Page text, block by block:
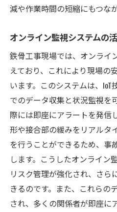
減や作業時間の短縮にもつな
オンライン監視システムの
鉄骨工事現場では、オンライ
えており、これにより現場の
います。このシステムは、
でのデータ収集と状況監視を
際には即座にアラートを発信
形や接合部の緩みをリアルタ
を行うことができるため、事
します。こうしたオンライン
リスク管理が強化され、さら
きるのです。また、これらの
され、多くの関係者が即座に